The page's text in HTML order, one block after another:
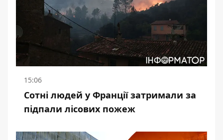
15:06
Сотні людей у Франції затримали за
підпали лісових пожеж